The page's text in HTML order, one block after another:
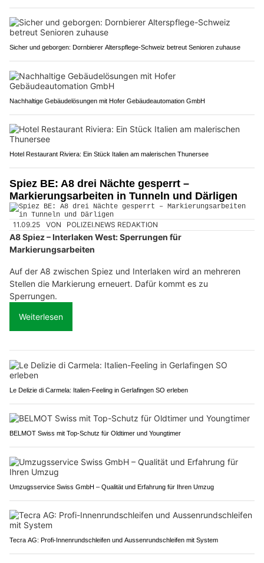
Sicher und geborgen: Dornbierer Alterspflege-Schweiz betreut Senioren zuhause
Nachhaltige Gebäudelösungen mit Hofer Gebäudeautomation GmbH
Hotel Restaurant Riviera: Ein Stück Italien am malerischen Thunersee
Spiez BE: A8 drei Nächte gesperrt –
Markierungsarbeiten in Tunneln und Därligen
11.09.25 VON POLIZEI.NEWS REDAKTION
A8 Spiez – Interlaken West: Sperrungen für
Markierungsarbeiten
Auf der A8 zwischen Spiez und Interlaken wird an mehreren
Stellen die Markierung erneuert. Dafür kommt es zu
Sperrungen.
Weiterlesen
Le Delizie di Carmela: Italien-Feeling in Gerlafingen SO erleben
BELMOT Swiss mit Top-Schutz für Oldtimer und Youngtimer
Umzugsservice Swiss GmbH – Qualität und Erfahrung für Ihren Umzug
Tecra AG: Profi-Innenrundschleifen und Aussenrundschleifen mit System